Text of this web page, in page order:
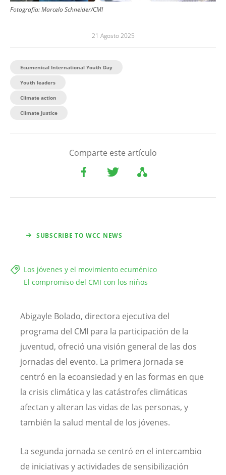
Fotografía:Marcelo Schneider/CMI
21 Agosto 2025
Ecumenical International Youth Day
Youth leaders
Climate action
Climate Justice
Comparte este artículo
SUBSCRIBE TO WCC NEWS
Los jóvenes y el movimiento ecuménico
El compromiso del CMI con los niños
Abigayle Bolado, directora ejecutiva del
programa del CMI para la participación de la
juventud, ofreció una visión general de las dos
jornadas del evento. La primera jornada se
centró en la ecoansiedad y en las formas en que
la crisis climática y las catástrofes climáticas
afectan y alteran las vidas de las personas, y
también la salud mental de los jóvenes.
La segunda jornada se centró en el intercambio
de iniciativas y actividades de sensibilización